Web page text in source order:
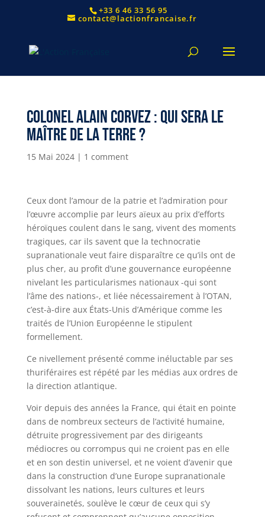
+33 6 46 33 56 95
contact@lactionfrancaise.fr
Colonel Alain Corvez : qui sera le
maître de la Terre ?
15 Mai 2024| 1 comment
Ceux dont l’amour de la patrie et l’admiration pour
l’œuvre accomplie par leurs aïeux au prix d’efforts
héroïques coulent dans le sang, vivent des moments
tragiques, car ils savent que la technocratie
supranationale veut faire disparaître ce qu’ils ont de
plus cher, au profit d’une gouvernance européenne
nivelant les particularismes nationaux -qui sont
l’âme des nations-, et liée nécessairement à l’OTAN,
c’est-à-dire aux États-Unis d’Amérique comme les
traités de l’Union Européenne le stipulent
formellement.
Ce nivellement présenté comme inéluctable par ses
thuriféraires est répété par les médias aux ordres de
la direction atlantique.
Voir depuis des années la France, qui était en pointe
dans de nombreux secteurs de l’activité humaine,
détruite progressivement par des dirigeants
médiocres ou corrompus qui ne croient pas en elle
et en son destin universel, et ne voient d’avenir que
dans la construction d’une Europe supranationale
dissolvant les nations, leurs cultures et leurs
souverainetés, soulève le cœur de ceux qui s’y